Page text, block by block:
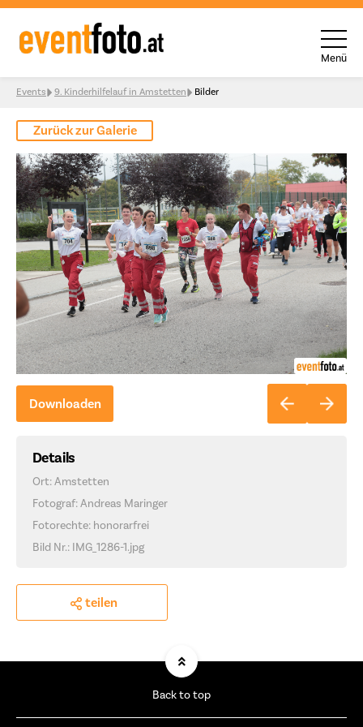
Skip to content
Menü
Events 9. Kinderhilfelauf in Amstetten Bilder
Zurück zur Galerie
Downloaden
Details
Ort: Amstetten
Fotograf: Andreas Maringer
Fotorechte: honorarfrei
Bild Nr.: IMG_1286-1.jpg
teilen
Back to top